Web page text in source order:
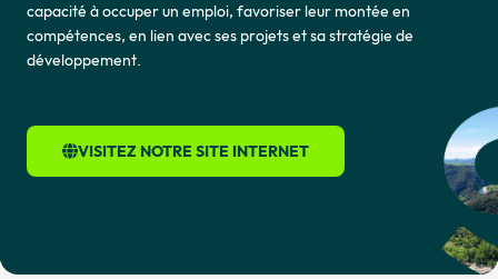
capacité à occuper un emploi, favoriser leur montée en
compétences, en lien avec ses projets et sa stratégie de
développement.
VISITEZ NOTRE SITE INTERNET